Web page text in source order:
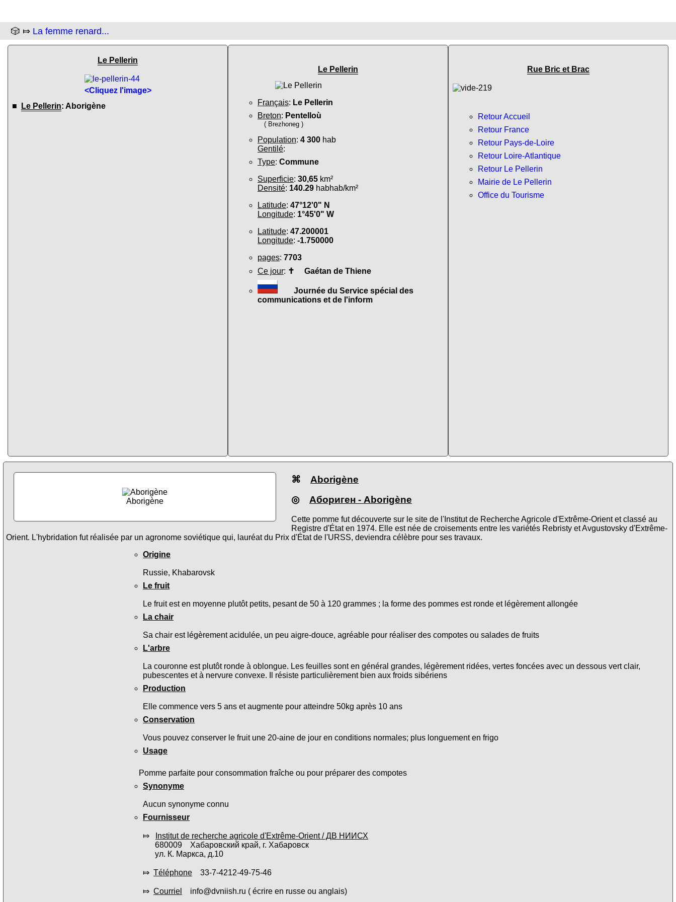
🎲 ⤇ La femme renard...
Le Pellerin
<Cliquez l'image>
■
Le Pellerin: Aborigène
Le Pellerin
Français: Le Pellerin
Breton: Pentelloù
( Brezhoneg )
Population: 4 300 hab
Gentilé:
Type: Commune
Superficie: 30,65 km²
Densité: 140.29 habhab/km²
Latitude: 47°12'0" N
Longitude: 1°45'0" W
Latitude: 47.200001
Longitude: -1.750000
pages: 7703
Ce jour: ✝ Gaétan de Thiene
Journée du Service spécial des
communications et de l'inform
Rue Bric et Brac
Retour Accueil
Retour France
Retour Pays-de-Loire
Retour Loire-Atlantique
Retour Le Pellerin
Mairie de Le Pellerin
Office du Tourisme
Aborigène
⌘ Aborigène
◎ Абориген - Aborigène
Cette pomme fut découverte sur le site de l'Institut de Recherche Agricole d'Extrême-Orient et classé au
Registre d'État en 1974. Elle est née de croisements entre les variétés Rebristy et Avgustovsky d'Extrême-
Orient. L'hybridation fut réalisée par un agronome soviétique qui, lauréat du Prix d'État de l'URSS, deviendra célèbre pour ses travaux.
Origine
Russie, Khabarovsk
Le fruit
Le fruit est en moyenne plutôt petits, pesant de 50 à 120 grammes ; la forme des pommes est ronde et légèrement allongée
La chair
Sa chair est légèrement acidulée, un peu aigre-douce, agréable pour réaliser des compotes ou salades de fruits
L'arbre
La couronne est plutôt ronde à oblongue. Les feuilles sont en général grandes, légèrement ridées, vertes foncées avec un dessous vert clair,
pubescentes et à nervure convexe. Il résiste particulièrement bien aux froids sibériens
Production
Elle commence vers 5 ans et augmente pour atteindre 50kg après 10 ans
Conservation
Vous pouvez conserver le fruit une 20-aine de jour en conditions normales; plus longuement en frigo
Usage
Pomme parfaite pour consommation fraîche ou pour préparer des compotes
Synonyme
Aucun synonyme connu
Fournisseur
⤇
Institut de recherche agricole d'Extrême-Orient / ДВ НИИСХ
680009 Хабаровский край, г. Хабаровск
ул. К. Маркса, д.10
⤇ Téléphone 33-7-4212-49-75-46
⤇ Courriel info@dvniish.ru ( écrire en russe ou anglais)